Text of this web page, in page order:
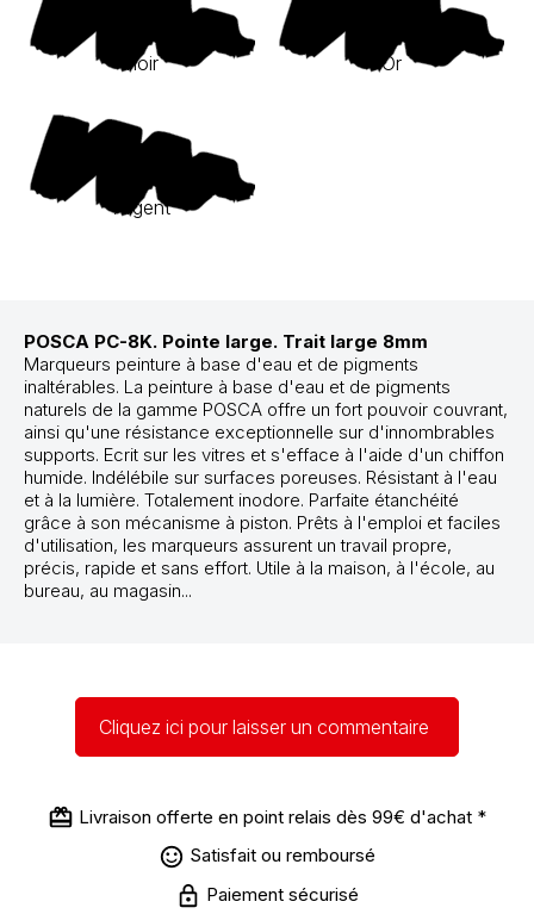
noir Or
Argent
POSCA PC-8K. Pointe large. Trait large 8mm
Marqueurs peinture à base d'eau et de pigments
inaltérables. La peinture à base d'eau et de pigments
naturels de la gamme POSCA offre un fort pouvoir couvrant,
ainsi qu'une résistance exceptionnelle sur d'innombrables
supports. Ecrit sur les vitres et s'efface à l'aide d'un chiffon
humide. Indélébile sur surfaces poreuses. Résistant à l'eau
et à la lumière. Totalement inodore. Parfaite étanchéité
grâce à son mécanisme à piston. Prêts à l'emploi et faciles
d'utilisation, les marqueurs assurent un travail propre,
précis, rapide et sans effort. Utile à la maison, à l'école, au
bureau, au magasin...
Cliquez ici pour laisser un commentaire
Livraison offerte en point relais dès 99€ d'achat *
Satisfait ou remboursé
Paiement sécurisé